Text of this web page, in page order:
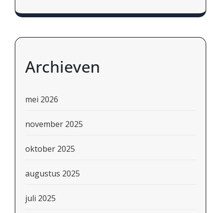
Archieven
mei 2026
november 2025
oktober 2025
augustus 2025
juli 2025